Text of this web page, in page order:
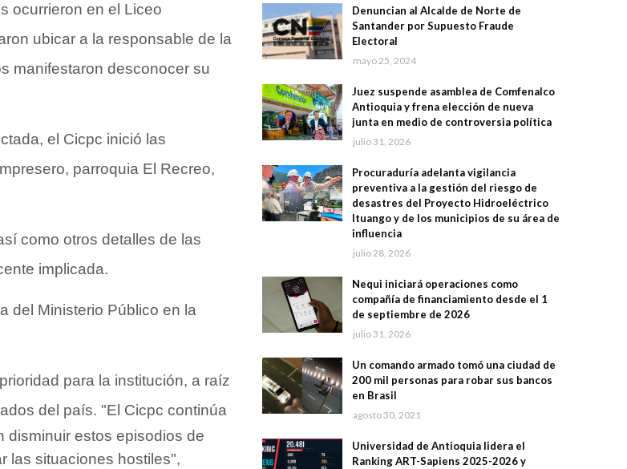
ocurrieron en el Liceo
ubicar a la responsable de la
manifestaron desconocer su
el Cicpc inició las
parroquia El Recreo,
como otros detalles de las
implicada.
del Ministerio Público en la
para la institución, a raíz
del país. "El Cicpc continúa
disminuir estos episodios de
las situaciones hostiles",
Denuncian al Alcalde de Norte de
Santander por Supuesto Fraude
Electoral
mayo 25, 2024
Juez suspende asamblea de Comfenalco
Antioquia y frena elección de nueva
junta en medio de controversia política
julio 31, 2026
Procuraduría adelanta vigilancia
preventiva a la gestión del riesgo de
desastres del Proyecto Hidroeléctrico
Ituango y de los municipios de su área de
influencia
julio 28, 2026
Nequi iniciará operaciones como
compañía de financiamiento desde el 1
de septiembre de 2026
julio 31, 2026
Un comando armado tomó una ciudad de
200 mil personas para robar sus bancos
en Brasil
agosto 30, 2021
Universidad de Antioquia lidera el
Ranking ART-Sapiens 2025-2026 y